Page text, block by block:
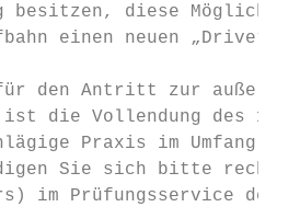
besitzen, diese
einen neuen
für den Antritt zur
ist die Vollendung des 18.
Praxis im
Sie sich bitte
im Prüfungsservice